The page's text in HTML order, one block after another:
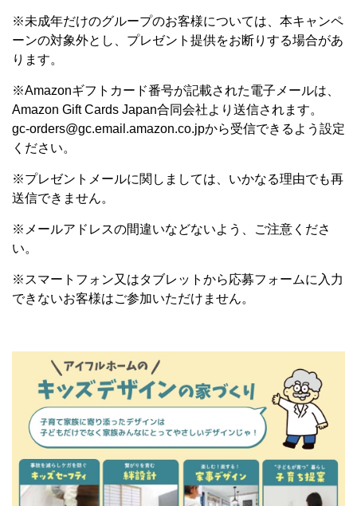
※未成年だけのグループのお客様については、本キャンペ
ーンの対象外とし、プレゼント提供をお断りする場合があ
ります。
※Amazonギフトカード番号が記載された電子メールは、
Amazon Gift Cards Japan合同会社より送信されます。
gc-orders@gc.email.amazon.co.jpから受信できるよう設定
ください。
※プレゼントメールに関しましては、いかなる理由でも再
送信できません。
※メールアドレスの間違いなどないよう、ご注意くださ
い。
※スマートフォン又はタブレットから応募フォームに入力
できないお客様はご参加いただけません。